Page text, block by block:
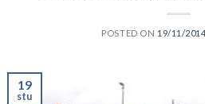
POSTED ON 19/11/2014
19
stu